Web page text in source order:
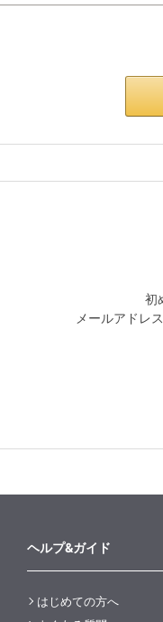
初
メールアドレ
ヘルプ&ガイド
はじめての方へ